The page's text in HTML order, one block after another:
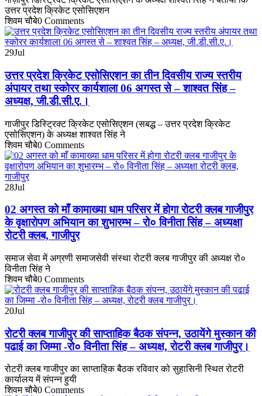
उत्तर प्रदेश क्रिकेट एसोसिएशन
शिवम चौबे0 Comments
29Jul
उत्तर प्रदेश क्रिकेट एसोसिएशन का तीन दिवसीय राज्य स्तरीय
अंपायर तथा स्कोरर कार्यशाला 06 अगस्त से – शाश्वत सिंह –
अध्यक्ष, जी.डी.सी.ए.।
गाजीपुर डिस्ट्रिक्ट क्रिकेट एसोसिएशन (सबद्ध – उत्तर प्रदेश क्रिकेट
एसोसिएशन) के अध्यक्ष शाश्वत सिंह ने
शिवम चौबे0 Comments
28Jul
02 अगस्त को माँ कामाख्या धाम परिसर में होगा रोटरी क्लब गाजीपुर
के वृक्षारोपण अभियान का शुभारम्भ – रो० विनीता सिंह – अध्यक्षा
रोटरी क्लब, गाजीपुर
समाज सेवा में अग्रणी समाजसेवी संस्था रोटरी क्लब गाजीपुर की अध्यक्ष रो०
विनीता सिंह ने
शिवम चौबे0 Comments
20Jul
रोटरी क्लब गाजीपुर की साप्ताहिक बैठक संपन्न, उठायेंगे मुस्कान की
पढाई का जिम्मा -रो० विनीता सिंह – अध्यक्ष, रोटरी क्लब गाजीपुर।
रोटरी क्लब गाजीपुर का साप्ताहिक बैठक रविवार को सुहासिनी स्थित रोटरी
कार्यालय में संपन्न हुयी
शिवम चौबे0 Comments